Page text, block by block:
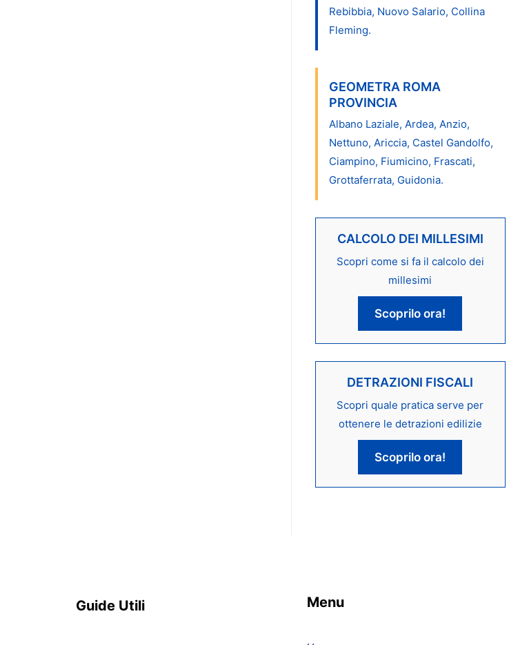
Rebibbia, Nuovo Salario, Collina
Fleming.
GEOMETRA ROMA
PROVINCIA
Albano Laziale, Ardea, Anzio,
Nettuno, Ariccia, Castel Gandolfo,
Ciampino, Fiumicino, Frascati,
Grottaferrata, Guidonia.
CALCOLO DEI MILLESIMI
Scopri come si fa il calcolo dei
millesimi
Scoprilo ora!
DETRAZIONI FISCALI
Scopri quale pratica serve per
ottenere le detrazioni edilizie
Scoprilo ora!
Guide Utili Menu